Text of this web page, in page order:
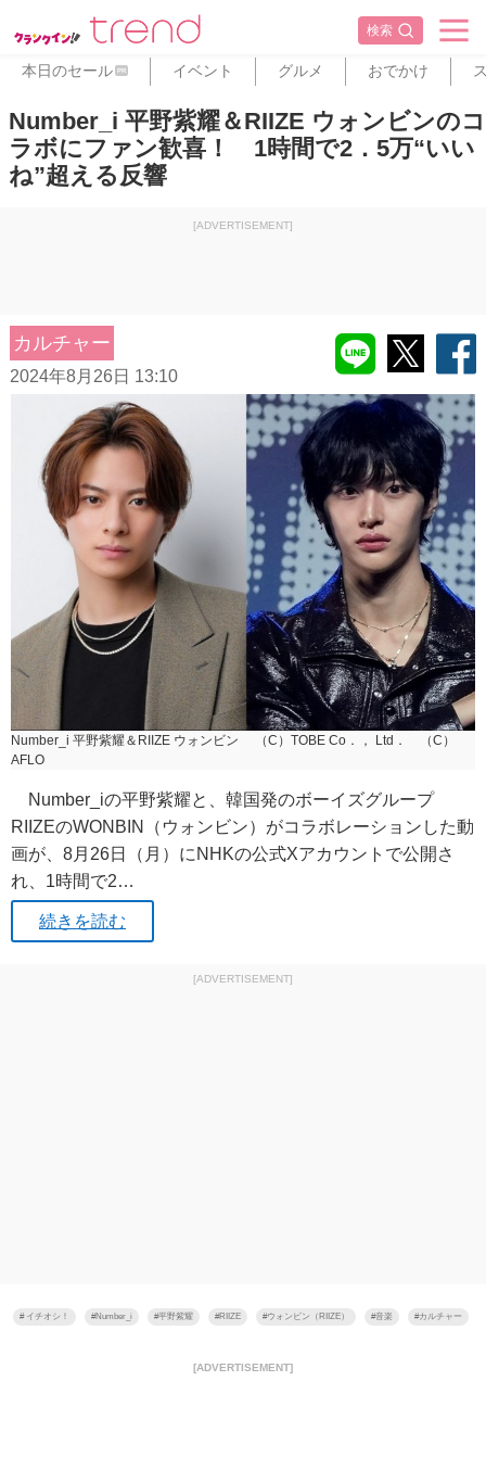
検索
本日のセール PR イベント グルメ おでかけ
Number_i 平野紫耀＆RIIZE ウォンビンのコ
ラボにファン歓喜！ 1時間で2．5万“いい
ね”超える反響
[ADVERTISEMENT]
カルチャー
2024年8月26日 13:10
Number_i 平野紫耀＆RIIZE ウォンビン （C）TOBE Co．， Ltd． （C）
AFLO
Number_iの平野紫耀と、韓国発のボーイズグループ
RIIZEのWONBIN（ウォンビン）がコラボレーションした動
画が、8月26日（月）にNHKの公式Xアカウントで公開さ
れ、1時間で2…
続きを読む
[ADVERTISEMENT]
#イチオシ！ #Number_i #平野紫耀 #RIIZE #ウォンビン（RIIZE） #音楽 #カルチャー
[ADVERTISEMENT]